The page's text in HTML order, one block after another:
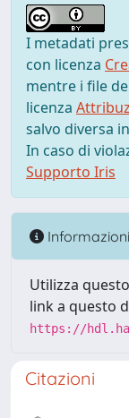
I metadati
con licenza
mentre i file
licenza
salvo diversa
In caso di
Supporto Iris
Informazioni
Utilizza
link a questo
https://
Citazioni